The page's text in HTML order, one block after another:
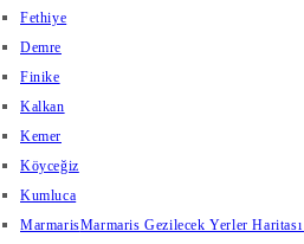
Fethiye
Demre
Finike
Kalkan
Kemer
Köyceğiz
Kumluca
MarmarisMarmaris Gezilecek Yerler